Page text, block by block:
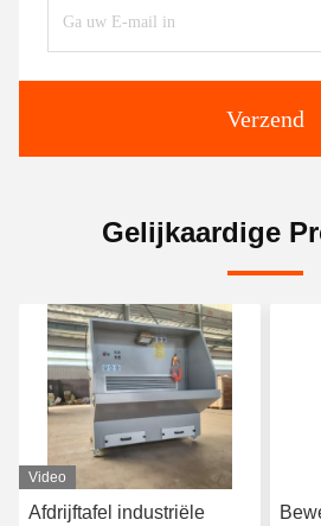
Verzend
Gelijkaardige
Video
Afdrijftafel industriële